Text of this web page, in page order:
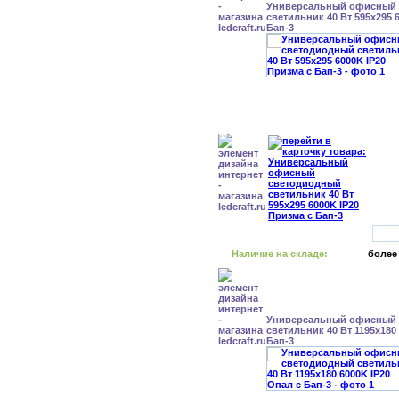
Универсальный офисный
светильник 40 Вт 595x295
Бап-3
Наличие на складе: более
Универсальный офисный
светильник 40 Вт
Бап-3